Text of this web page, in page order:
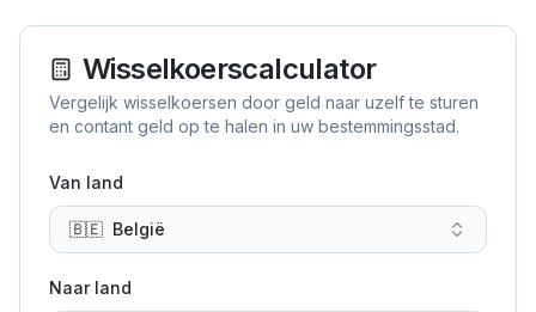
Wisselkoerscalculator
Vergelijk wisselkoersen door geld naar uzelf te sturen
en contant geld op te halen in uw bestemmingsstad.
Van land
🇧🇪 België
Naar land